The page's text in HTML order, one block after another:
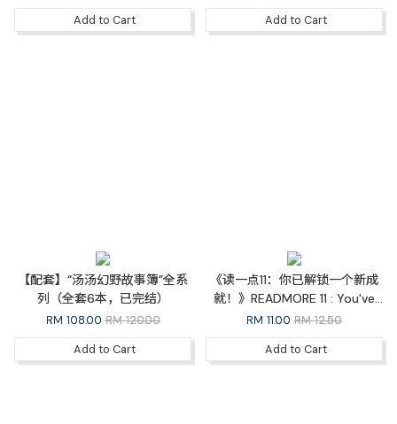
Add to Cart
Add to Cart
【配套】“汤汤幻野故事簿”全系
列（全套6本，已完结）
RM 108.00 RM 120.00
Add to Cart
《读一点11：你已解锁一个新成
就！》READMORE 11 : You've
Unlocked a New Achievement!
RM 11.00 RM 12.50
Add to Cart